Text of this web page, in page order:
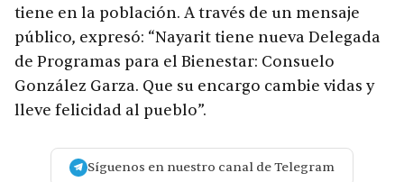
tiene en la población. A través de un mensaje
público, expresó: “Nayarit tiene nueva Delegada
de Programas para el Bienestar: Consuelo
González Garza. Que su encargo cambie vidas y
lleve felicidad al pueblo”.
Síguenos en nuestro canal de Telegram